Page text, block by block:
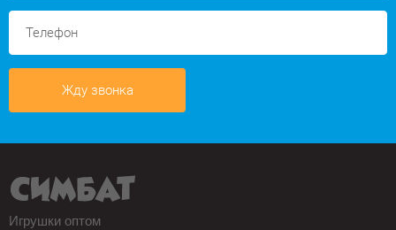
Жду звонка
Игрушки оптом